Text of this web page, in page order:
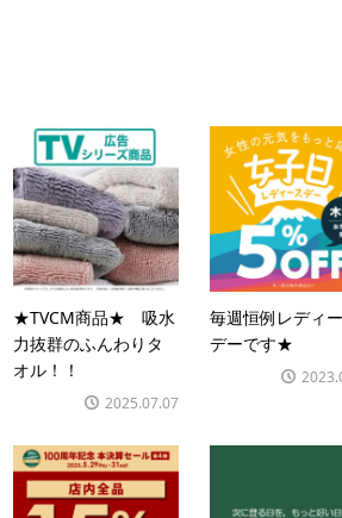
★TVCM商品★ 吸水
力抜群のふんわりタ
オル！！
2025.07.07
毎週恒例レディ
デーです★